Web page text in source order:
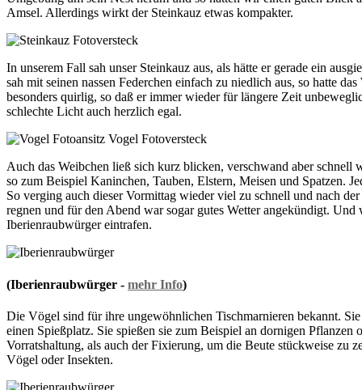
Amsel. Allerdings wirkt der Steinkauz etwas kompakter.
In unserem Fall sah unser Steinkauz aus, als hätte er gerade ein
sah mit seinen nassen Federchen einfach zu niedlich aus, so hatte
besonders quirlig, so daß er immer wieder für längere Zeit
schlechte Licht auch herzlich egal.
Auch das Weibchen ließ sich kurz blicken, verschwand aber schnell
so zum Beispiel Kaninchen, Tauben, Elstern, Meisen und Spatzen.
So verging auch dieser Vormittag wieder viel zu schnell und nach
regnen und für den Abend war sogar gutes Wetter angekündigt.
Iberienraubwürger eintrafen.
(Iberienraubwürger - mehr Info)
Die Vögel sind für ihre ungewöhnlichen Tischmarnieren bekannt.
einen Spießplatz. Sie spießen sie zum Beispiel an dornigen
Vorratshaltung, als auch der Fixierung, um die Beute stückweise zu
Vögel oder Insekten.